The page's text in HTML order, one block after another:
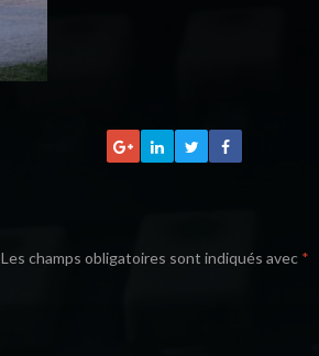
Les champs obligatoires sont indiqués avec *